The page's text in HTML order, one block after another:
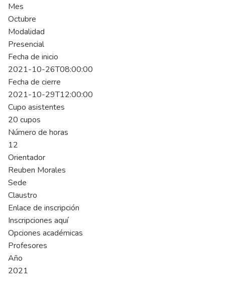
Mes
Octubre
Modalidad
Presencial
Fecha de inicio
2021-10-26T08:00:00
Fecha de cierre
2021-10-29T12:00:00
Cupo asistentes
20 cupos
Número de horas
12
Orientador
Reuben Morales
Sede
Claustro
Enlace de inscripción
Inscripciones aquí
Opciones académicas
Profesores
Año
2021